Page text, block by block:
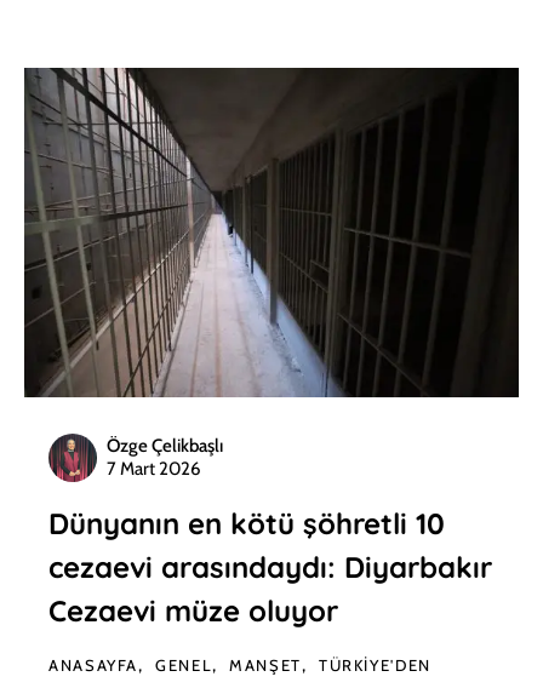
Özge Çelikbaşlı
7 Mart 2026
Dünyanın en kötü şöhretli 10
cezaevi arasındaydı: Diyarbakır
Cezaevi müze oluyor
ANASAYFA GENEL MANŞET TÜRKIYE'DEN